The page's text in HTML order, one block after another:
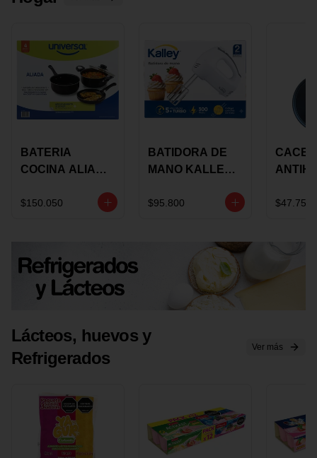
BATERIA
COCINA ALIADA
PIEZAS
$150.050
BATIDORA DE
MANO KALLEY
VELOCIDADES
$95.800
TAPA
$47.750
Lácteos, huevos y
Refrigerados
Ver más